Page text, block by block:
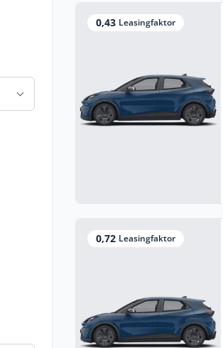
0,43 Leasingfaktor
0,72 Leasingfaktor